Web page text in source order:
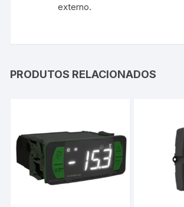
externo.
PRODUTOS RELACIONADOS